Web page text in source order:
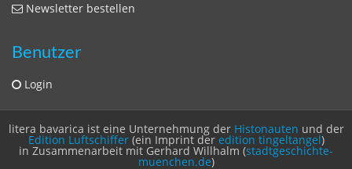
Newsletter bestellen
Benutzer
Login
litera bavarica ist eine Unternehmung der Histonauten und der
Edition Luftschiffer(ein Imprint der edition tingeltangel)
in Zusammenarbeit mit Gerhard Willhalm (stadtgeschichte-
muenchen.de)